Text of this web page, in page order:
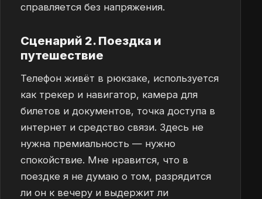
справляется без напряжения.
Сценарий 2. Поездка и
путешествие
Телефон живёт в рюкзаке, используется
как трекер и навигатор, камера для
билетов и документов, точка доступа в
интернет и средство связи. Здесь не
нужна премиальность — нужно
спокойствие. Мне нравится, что в
поездке я не думаю о том, разрядится
ли он к вечеру и выдержит ли